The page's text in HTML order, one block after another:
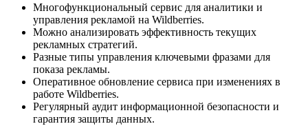
Многофункциональный сервис для аналитики и
управления рекламой на Wildberries.
Можно анализировать эффективность текущих
рекламных стратегий.
Разные типы управления ключевыми фразами для
показа рекламы.
Оперативное обновление сервиса при изменениях в
работе Wildberries.
Регулярный аудит информационной безопасности и
гарантия защиты данных.